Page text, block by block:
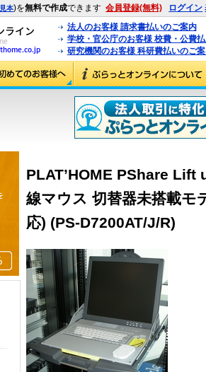
見本)を無料で作成できます 会員登録(無料) ログイン
法人のお客様 請求書払いのご案内
学校・官公庁のお客様 校費・公費
研究機関のお客様 科研費払いのご
PLAT’HOME PShare Lift
線マウス 切替器未搭載モ
応) (PS-D7200AT/J/R)